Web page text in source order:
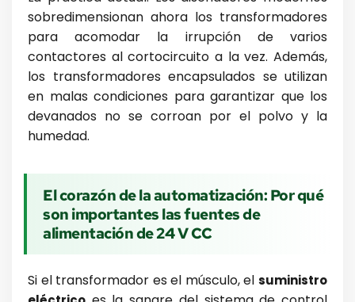
sobredimensionan ahora los transformadores
para acomodar la irrupción de varios
contactores al cortocircuito a la vez. Además,
los transformadores encapsulados se utilizan
en malas condiciones para garantizar que los
devanados no se corroan por el polvo y la
humedad.
El corazón de la automatización: Por qué
son importantes las fuentes de
alimentación de 24 V CC
Si el transformador es el músculo, el suministro